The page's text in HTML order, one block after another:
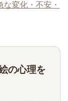
変化・不安・
の心理を